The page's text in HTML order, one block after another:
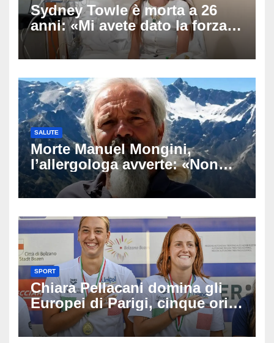
Sydney Towle è morta a 26
anni: «Mi avete dato la forza
di andare avanti», l’ultimo
messaggio dell’influencer
SALUTE
Morte Manuel Mongini,
l’allergologa avverte: «Non
aspettate di sapere se siete
allergici»
SPORT
Chiara Pellacani domina gli
Europei di Parigi, cinque ori
in cinque gare: ‘Nel sincro
siamo da medaglia olimpica’